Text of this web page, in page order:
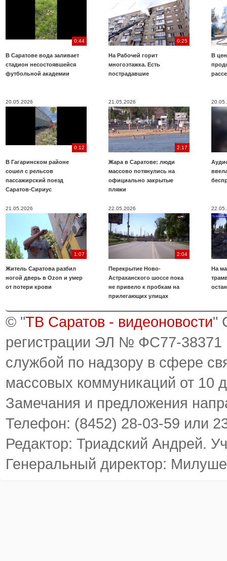
0:44
В Саратове вода заливает
стадион несостоявшейся
футбольной академии
0:25
На Рабочей горит
многоэтажка. Есть
пострадавшие
В
20.05.2026
0:12
В Гагаринском районе
сошел с рельсов
пассажирский поезд
Саратов-Сириус
21.05.2026
2:17
Жара в Саратове: люди
массово потянулись на
официально закрытые
пляжи
21.05.2026
1:07
Житель Саратова разбил
ногой дверь в Ozon и умер
от потери крови
22.05.2026
2:04
Перекрытие Ново-
Астраханского шоссе пока
не привело к пробкам на
прилегающих улицах
На
© "ТВ Саратов - видеоновости"
регистрации ЭЛ № ФС77-38371
службой по надзору в сфере
массовых коммуникаций от 10
Замечания и предложения
Телефон: (8452) 28-03-59 или
Редактор: Триадский Андрей.
Генеральный директор: